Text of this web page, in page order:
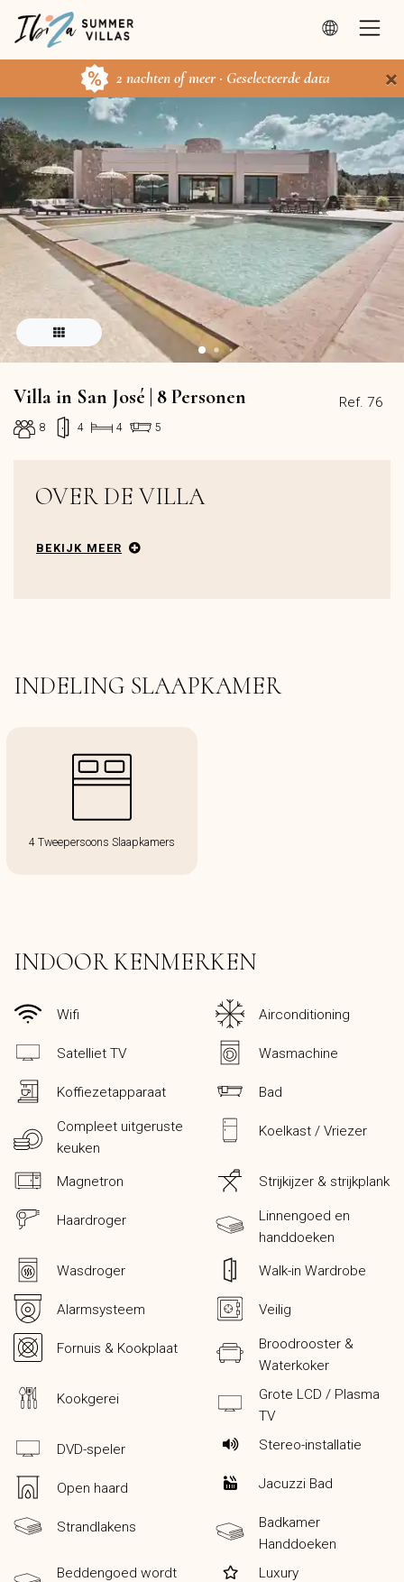
2 nachten of meer · Geselecteerde data ×
Ref. 76
Villa in San José | 8 Personen
8 4 4 5
OVER DE VILLA
BEKIJK MEER
INDELING SLAAPKAMER
4 Tweepersoons Slaapkamers
INDOOR KENMERKEN
Wifi Airconditioning
Satelliet TV Wasmachine
Koffiezetapparaat Bad
Compleet uitgeruste
keuken
Koelkast / Vriezer
Magnetron Strijkijzer & strijkplank
Haardroger
Linnengoed en
handdoeken
Wasdroger Walk-in Wardrobe
Alarmsysteem Veilig
Fornuis & Kookplaat
Broodrooster &
Waterkoker
Kookgerei
Grote LCD / Plasma
TV
DVD-speler Stereo-installatie
Open haard Jacuzzi Bad
Strandlakens
Badkamer
Handdoeken
Beddengoed wordt
Luxury